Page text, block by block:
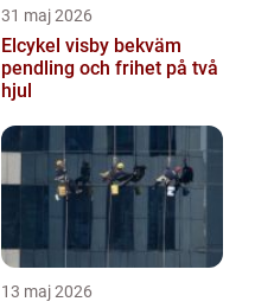
31 maj 2026
Elcykel visby bekväm
pendling och frihet på två
hjul
13 maj 2026